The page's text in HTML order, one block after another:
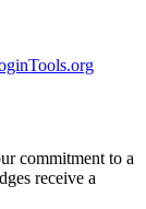
commitment to a
receive a